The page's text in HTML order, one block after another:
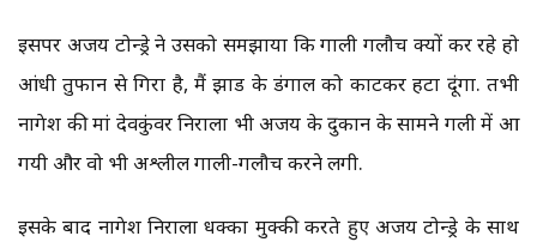
इसपर अजय टोन्ड्रे ने उसको समझाया कि गाली गलौच क्यों कर रहे हो
आंधी तुफान से गिरा है, मैं झाड के डंगाल को काटकर हटा दूंगा. तभी
नागेश की मां देवकुंवर निराला भी अजय के दुकान के सामने गली में आ
गयी और वो भी अश्लील गाली-गलौच करने लगी.
इसके बाद नागेश निराला धक्का मुक्की करते हुए अजय टोन्ड्रे के साथ